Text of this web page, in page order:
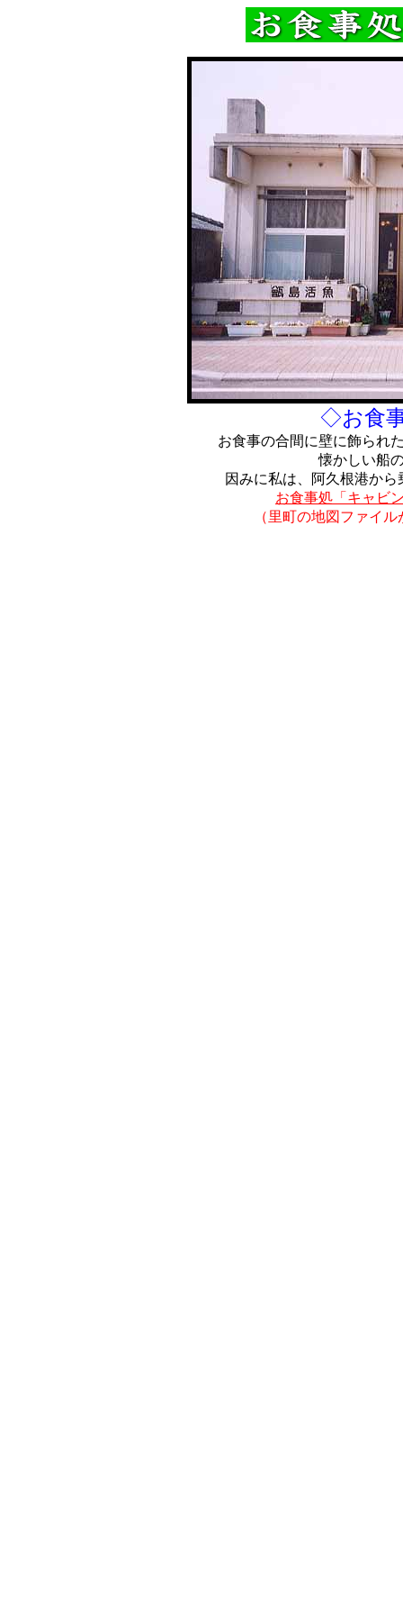
◇お食
お食事の合間に壁に飾られ
懐かしい船
因みに私は、阿久根港か
お食事処「キャビ
（里町の地図ファイ